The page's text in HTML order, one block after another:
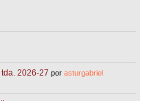
2026-27 porasturgabriel